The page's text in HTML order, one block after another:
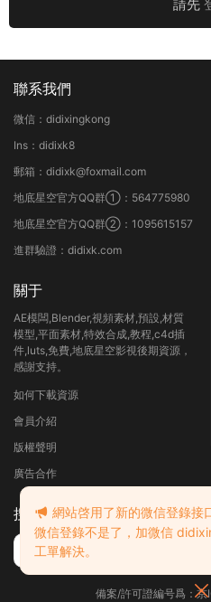
請先
聯系我們
微信：didixingkong
Ins：didixk8
郵箱：didixk@foxmail.com
地底星空官方QQ群①：564775980
地底星空官方QQ群②：1095615157
進群驗證：didixk.com
關于
AE模闆,Blender,視頻素材,預設,材質
模型,平面素材,特效合成,教程,c4d插
件,luts,免費,地底星空影視後期資源，
感謝支持。
如何下載資源
會員介紹
版權聲明
廣告合作
搜索
備案/許可證編号爲：
網站啓用了新的微信登錄接
微信登錄不是了，加微信
工單解決。